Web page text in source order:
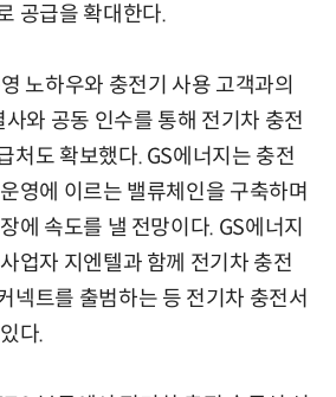
공급을 확대한다.
노하우와 충전기 사용 고객과의
와 공동 인수를 통해 전기차 충전
처도 확보했다. GS에너지는 충전
영에 이르는 밸류체인을 구축하며
에 속도를 낼 전망이다. GS에너지
업자 지엔텔과 함께 전기차 충전
넥트를 출범하는 등 전기차 충전서
다.